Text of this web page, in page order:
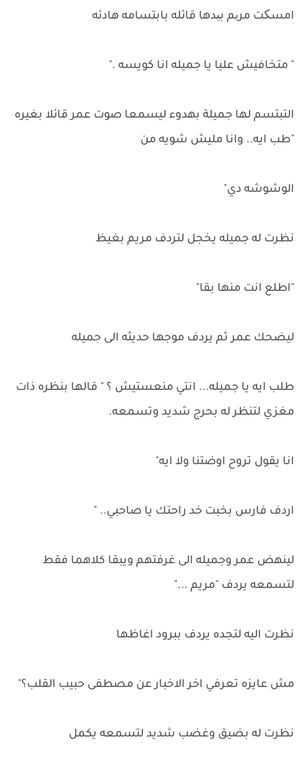
امسکت مریم بیدها قائله بابتسامه هادئه
" متخافيش عليا يا جميله انا كويسه ."
التبتسم لها جميلة بهدوء ليسمعا صوت عمر قائلا بغيره
"طب ايه.. وانا مليش شويه من
الوشوشه دي"
نظرت له جميله يخجل لتردف مريم بغيظ
"اطلع انت منها بقا"
ليضحك عمر ثم يردف موجها حديثه الى جميله
طلب ايه يا جميله... انتي منعستيش ؟ " قالها بنظره ذات
مغزي لتنظر له بحرج شديد وتسمعه.
انا يقول تروح اوضتنا ولا ايه"
اردف فارس بخبت خد راحتك يا صاحبي.. "
لينهض عمر وجميله الى غرفتهم ويبقا كلاهما فقط
لتسمعه يردف "مريم ..."
نظرت اليه لتجده يردف ببرود اغاظها
مش عايزه تعرفي اخر الاخبار عن مصطفى حبيب القلب؟"
نظرت له بضيق وغضب شديد لتسمعه يكمل